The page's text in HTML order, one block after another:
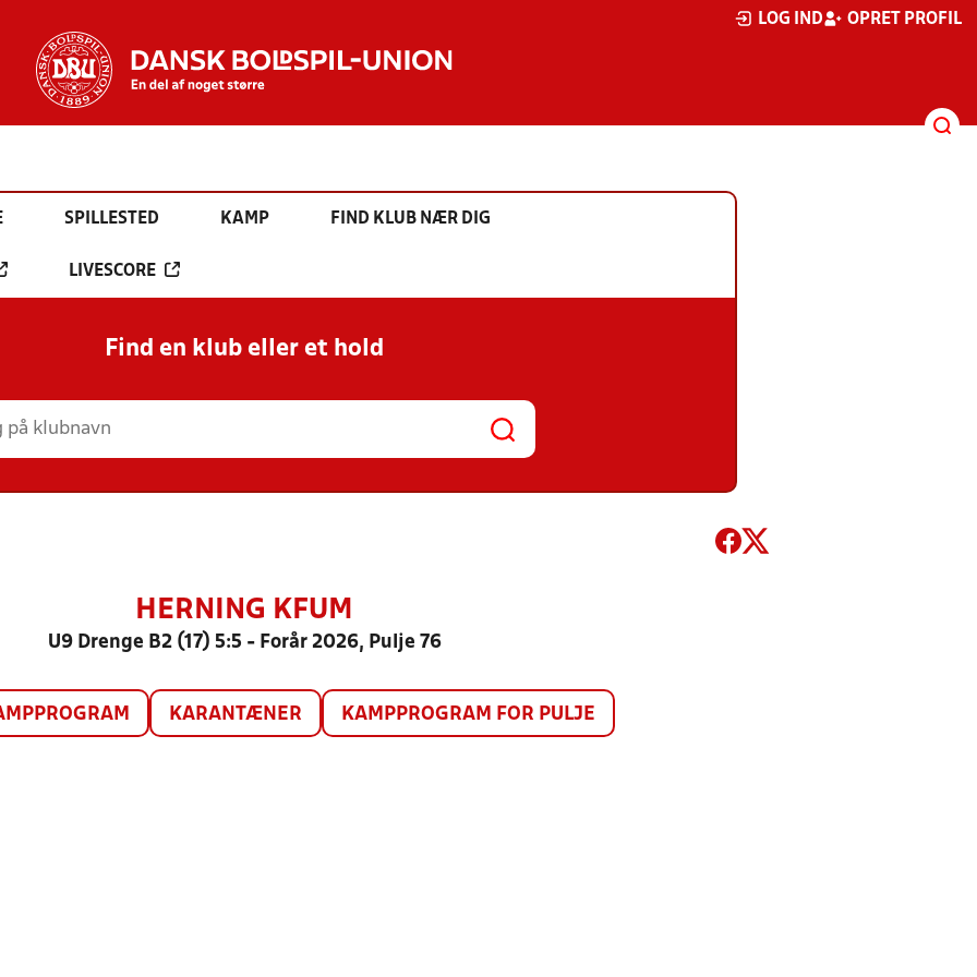
LOG IND OPRET PROFIL
SPILLESTED KAMP FIND KLUB NÆR DIG
LIVESCORE
Find en klub eller et hold
HERNING KFUM
U9 Drenge B2 (17) 5:5 - Forår 2026, Pulje 76
KARANTÆNER KAMPPROGRAM FOR PULJE